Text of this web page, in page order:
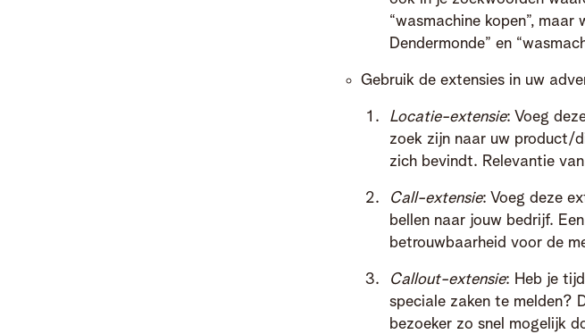
“wasmachine kopen”,
Dendermonde” en
Gebruik de extensies in uw
Locatie-extensie: Voeg
zoek zijn naar uw product/
zich bevindt. Relevantie
Call-extensie: Voeg deze
bellen naar jouw bedrijf.
betrouwbaarheid voor de
Callout-extensie: Heb je
speciale zaken te melden?
bezoeker zo snel mogelijk